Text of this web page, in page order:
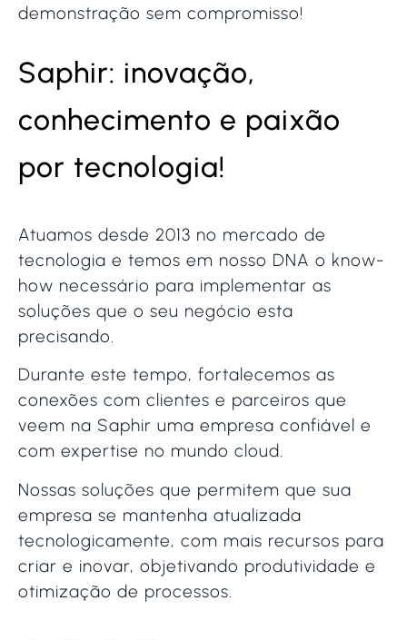
demonstração sem compromisso!
Saphir: inovação,
conhecimento e paixão
por tecnologia!
Atuamos desde 2013 no mercado de
tecnologia e temos em nosso DNA o know-
how necessário para implementar as
soluções que o seu negócio esta
precisando.
Durante este tempo, fortalecemos as
conexões com clientes e parceiros que
veem na Saphir uma empresa confiável e
com expertise no mundo cloud.
Nossas soluções que permitem que sua
empresa se mantenha atualizada
tecnologicamente, com mais recursos para
criar e inovar, objetivando produtividade e
otimização de processos.